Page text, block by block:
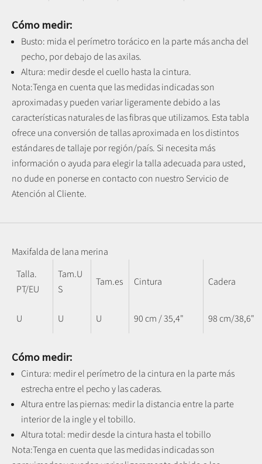
Cómo medir:
Busto: mida el perímetro torácico en la parte más ancha del
pecho, por debajo de las axilas.
Altura: medir desde el cuello hasta la cintura.
Nota:Tenga en cuenta que las medidas indicadas son
aproximadas y pueden variar ligeramente debido a las
características naturales de las fibras que utilizamos. Esta tabla
ofrece una conversión de tallas aproximada en los distintos
estándares de tallaje por región/país. Si necesita más
información o ayuda para elegir la talla adecuada para usted,
no dude en ponerse en contacto con nuestro Servicio de
Atención al Cliente.
Maxifalda de lana merina
Talla.
PT/EU
Tam.U
S
Tam.es Cintura Cadera
U U U 90 cm / 35,4" 98 cm/38,6"
Cómo medir:
Cintura: medir el perímetro de la cintura en la parte más
estrecha entre el pecho y las caderas.
Altura entre las piernas: medir la distancia entre la parte
interior de la ingle y el tobillo.
Altura total: medir desde la cintura hasta el tobillo
Nota:Tenga en cuenta que las medidas indicadas son